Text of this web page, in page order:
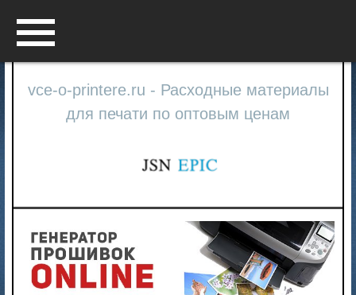
vce-o-printere.ru - Расходные материалы
для печати по оптовым ценам